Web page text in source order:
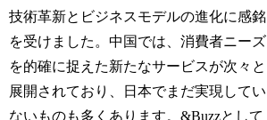
技術革新とビジネスモデルの進化に感銘
を受けました。中国では、消費者ニーズ
を的確に捉えた新たなサービスが次々と
展開されており、日本でまだ実現してい
ないものも多くあります。&Buzzとして